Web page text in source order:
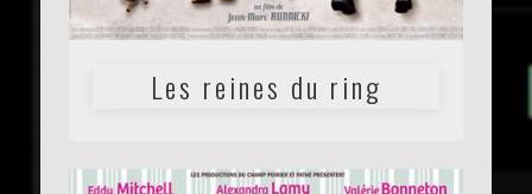
Les reines du ring